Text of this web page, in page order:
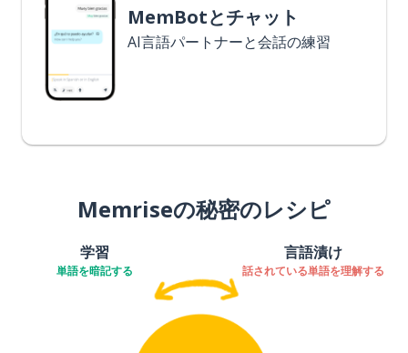
MemBotとチャット
AI言語パートナーと会話の練習
Memriseの秘密のレシピ
学習
単語を暗記する
言語漬け
話されている単語を理解する